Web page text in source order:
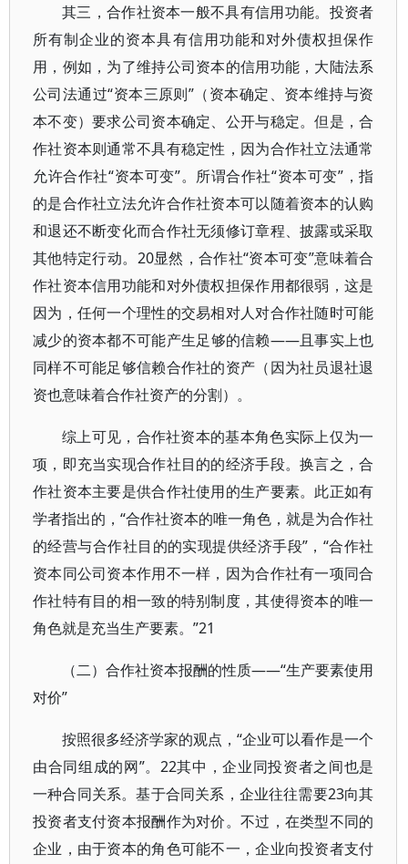
其三，合作社资本一般不具有信用功能。投资者
所有制企业的资本具有信用功能和对外债权担保作
用，例如，为了维持公司资本的信用功能，大陆法系
公司法通过“资本三原则”（资本确定、资本维持与资
本不变）要求公司资本确定、公开与稳定。但是，合
作社资本则通常不具有稳定性，因为合作社立法通常
允许合作社“资本可变”。所谓合作社“资本可变”，指
的是合作社立法允许合作社资本可以随着资本的认购
和退还不断变化而合作社无须修订章程、披露或采取
其他特定行动。20显然，合作社“资本可变”意味着合
作社资本信用功能和对外债权担保作用都很弱，这是
因为，任何一个理性的交易相对人对合作社随时可能
减少的资本都不可能产生足够的信赖——且事实上也
同样不可能足够信赖合作社的资产（因为社员退社退
资也意味着合作社资产的分割）。
综上可见，合作社资本的基本角色实际上仅为一
项，即充当实现合作社目的的经济手段。换言之，合
作社资本主要是供合作社使用的生产要素。此正如有
学者指出的，“合作社资本的唯一角色，就是为合作社
的经营与合作社目的的实现提供经济手段”，“合作社
资本同公司资本作用不一样，因为合作社有一项同合
作社特有目的相一致的特别制度，其使得资本的唯一
角色就是充当生产要素。”21
（二）合作社资本报酬的性质——“生产要素使用
对价”
按照很多经济学家的观点，“企业可以看作是一个
由合同组成的网”。22其中，企业同投资者之间也是
一种合同关系。基于合同关系，企业往往需要23向其
投资者支付资本报酬作为对价。不过，在类型不同的
企业，由于资本的角色可能不一，企业向投资者支付